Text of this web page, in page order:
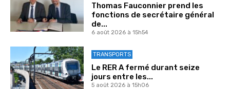
Thomas Fauconnier prend les
fonctions de secrétaire général
de...
6 août 2026 à 15h54
TRANSPORTS
Le RER A fermé durant seize
jours entre les...
5 août 2026 à 15h06